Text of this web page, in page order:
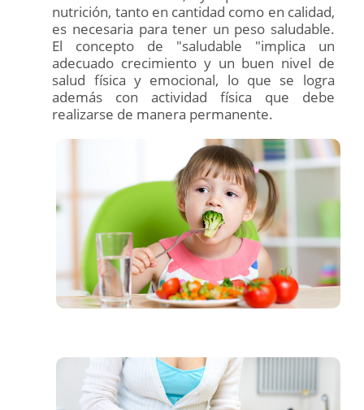
nutrición, tanto en cantidad como en calidad,
es necesaria para tener un peso saludable.
El concepto de "saludable "implica un
adecuado crecimiento y un buen nivel de
salud física y emocional, lo que se logra
además con actividad física que debe
realizarse de manera permanente.